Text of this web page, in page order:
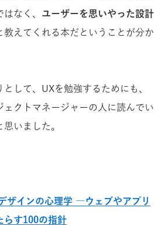
なく、 ユーザーを思いやった設計
教えてくれる本だということが分か
して、UXを勉強するためにも、
ェクトマネージャーの人に読んでい
いました。
ザインの心理学 ―ウェブやアプリ
らす100の指針